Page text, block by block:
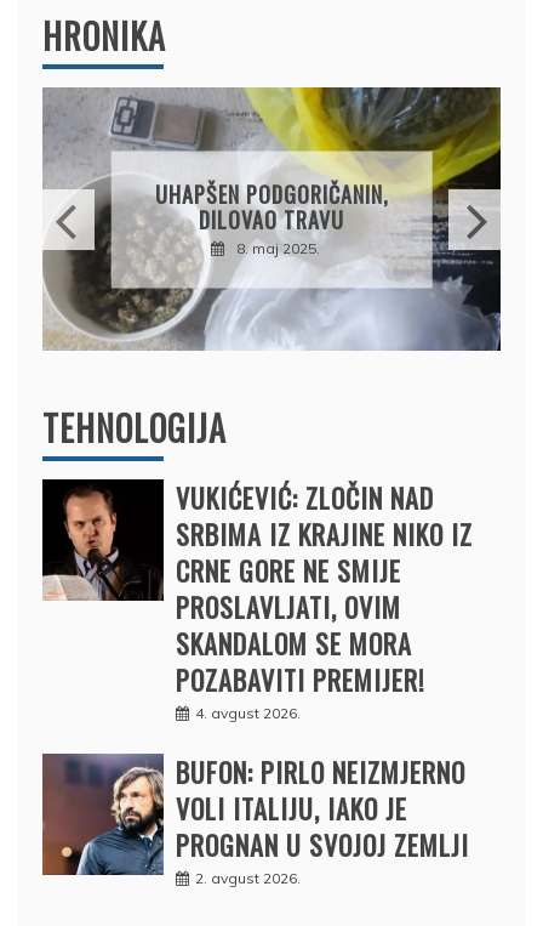
HRONIKA
DRŽAVLJANIN RUSIJE
OSUMNJIČEN DA JE
PRODAO TUĐI BMW,
DRŽAVU NAPUSTIO
BRODOM
12. februar 2025.
TEHNOLOGIJA
VUKIĆEVIĆ: ZLOČIN NAD
SRBIMA IZ KRAJINE NIKO IZ
CRNE GORE NE SMIJE
PROSLAVLJATI, OVIM
SKANDALOM SE MORA
POZABAVITI PREMIJER!
4. avgust 2026.
BUFON: PIRLO NEIZMJERNO
VOLI ITALIJU, IAKO JE
PROGNAN U SVOJOJ ZEMLJI
2. avgust 2026.